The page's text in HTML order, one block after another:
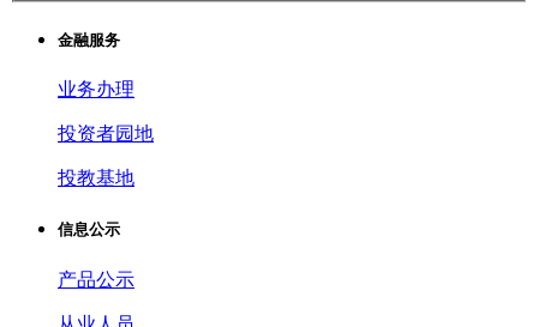
金融服务
业务办理
投资者园地
投教基地
信息公示
产品公示